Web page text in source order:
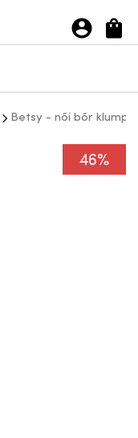
Betsy - női bőr klumpa
46%